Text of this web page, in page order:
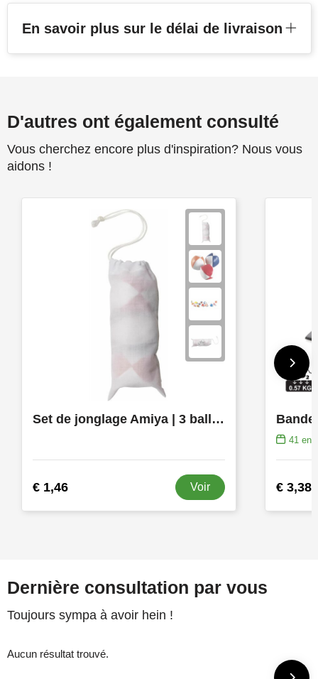
En savoir plus sur le délai de livraison
D'autres ont également consulté
Vous cherchez encore plus d'inspiration? Nous vous
aidons !
Set de jonglage Amiya | 3 balles | Pochette coton
€ 1,46 Voir
41en
€ 3,38
Dernière consultation par vous
Toujours sympa à avoir hein !
Aucun résultat trouvé.